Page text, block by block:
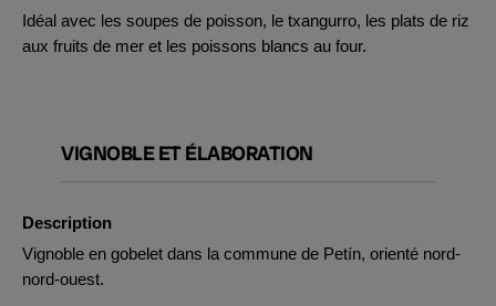
Idéal avec les soupes de poisson, le txangurro, les plats de riz
aux fruits de mer et les poissons blancs au four.
VIGNOBLE ET ÉLABORATION
Description
Vignoble en gobelet dans la commune de Petín, orienté nord-
nord-ouest.